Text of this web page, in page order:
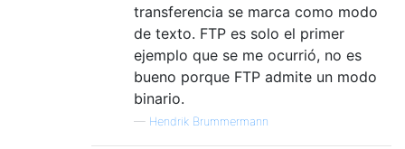
transferencia se marca como modo
de texto. FTP es solo el primer
ejemplo que se me ocurrió, no es
bueno porque FTP admite un modo
binario.
— Hendrik Brummermann